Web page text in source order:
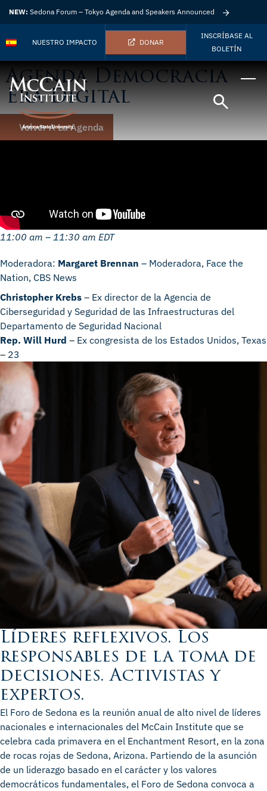
NEW: Sedona Forum – Tokyo Agenda and Speakers Announced
NUESTRO IMPACTO DONAR
INSCRÍBASE AL
BOLETÍN
Agenda Democracia
Era Digital
Volver A La Agenda
11:00 am – 11:30 am EDT
Moderadora: Margaret Brennan – Moderadora, Face the
Nation, CBS News
Christopher Krebs – Ex director de la Agencia de
Ciberseguridad y Seguridad de las Infraestructuras del
Departamento de Seguridad Nacional
Rep. Will Hurd – Ex congresista de los Estados Unidos, Texas
– 23
Líderes reflexivos. Los
responsables de la toma de
decisiones. Activistas y
expertos.
El Foro de Sedona es la reunión anual de alto nivel de líderes
nacionales e internacionales del McCain Institute que se
celebra cada primavera en el Enchantment Resort, en la zona
de rocas rojas de Sedona, Arizona. Partiendo de la asunción
de un liderazgo basado en el carácter y los valores
democráticos fundamentales, el Foro de Sedona convoca a